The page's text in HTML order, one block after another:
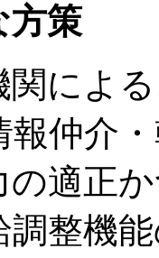
方策
関によ
報仲介
の適正
調整機